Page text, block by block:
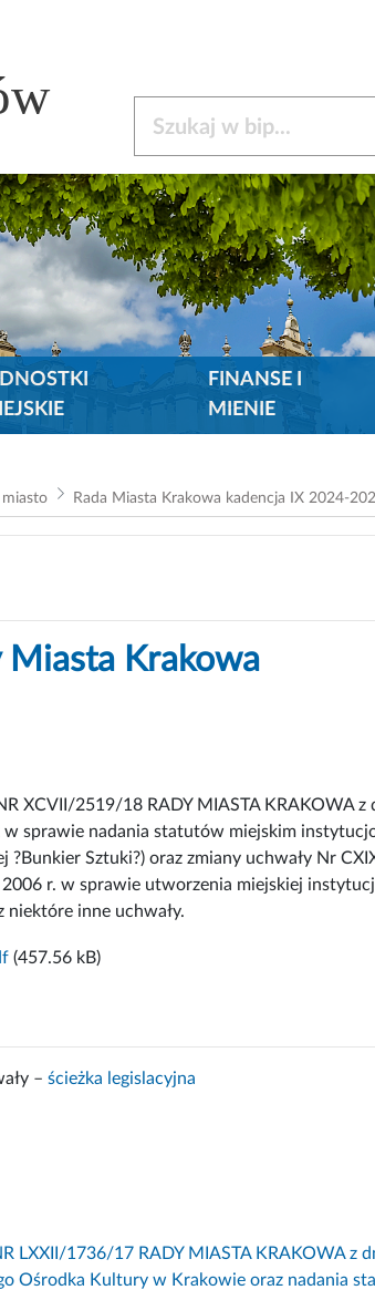
FINANSE I
MIENIE
miasto Rada Miasta Krakowa kadencja IX 2024-
Miasta Krakowa
XCVII/2519/18 RADY MIASTA KRAKOWA z
sprawie nadania statutów miejskim
?Bunkier Sztuki?) oraz zmiany uchwały Nr
2006 r. w sprawie utworzenia miejskiej
niektóre inne uchwały.
(457.56 kB)
– ścieżka legislacyjna
LXXII/1736/17 RADY MIASTA KRAKOWA z
Ośrodka Kultury w Krakowie oraz nadania